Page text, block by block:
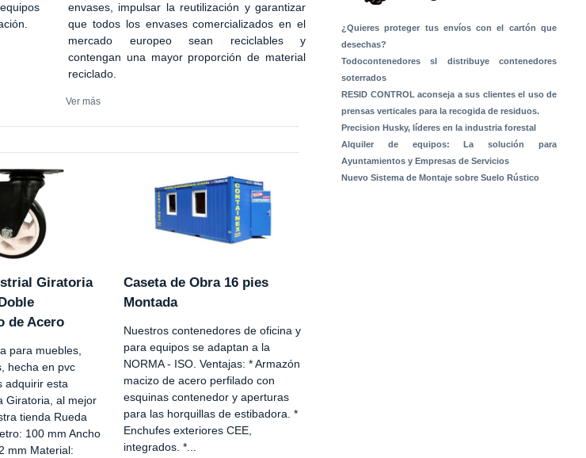
envases, impulsar la reutilización y garantizar
que todos los envases comercializados en el
mercado europeo sean reciclables y
contengan una mayor proporción de material
reciclado.
Ver más
Giratoria
de Acero
para muebles,
hecha en pvc
adquirir esta
Giratoria, al mejor
tienda Rueda
100 mm Ancho
mm Material:
Caseta de Obra 16 pies
Montada
Nuestros contenedores de oficina y
para equipos se adaptan a la
NORMA - ISO. Ventajas: * Armazón
macizo de acero perfilado con
esquinas contenedor y aperturas
para las horquillas de estibadora. *
Enchufes exteriores CEE,
integrados. *...
¿Quieres proteger tus envíos con el cartón que
desechas?
Todocontenedores sl distribuye contenedores
soterrados
RESID CONTROL aconseja a sus clientes el uso de
prensas verticales para la recogida de residuos.
Precision Husky, líderes en la industria forestal
Alquiler de equipos: La solución para
Ayuntamientos y Empresas de Servicios
Nuevo Sistema de Montaje sobre Suelo Rústico